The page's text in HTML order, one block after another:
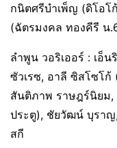
กนิตศรีบำเพ็ญ (ดิโอโ
(ฉัตรมงคล ทองคีรี น
ลำพูน วอริเออร์ : เอ็น
ซัวเรซ, อาลี ซิสโซโ
สันติภาพ ราษฎร์นิยม,
ประตู), ชัยวัฒน์ บุราญ
สกี